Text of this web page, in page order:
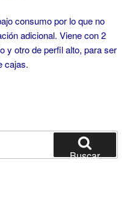
consumo por lo que no
adicional. Viene con 2
y otro de perfil alto, para ser
cajas.
Buscar